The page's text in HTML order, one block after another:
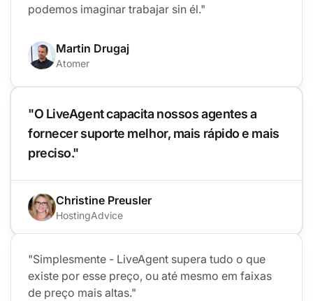
podemos imaginar trabajar sin él."
Martin Drugaj
Atomer
"O LiveAgent capacita nossos agentes a
fornecer suporte melhor, mais rápido e mais
preciso."
Christine Preusler
HostingAdvice
"Simplesmente - LiveAgent supera tudo o que
existe por esse preço, ou até mesmo em faixas
de preço mais altas."